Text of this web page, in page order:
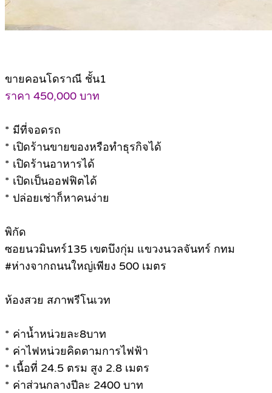
ขายคอนโดราณี ชั้น1
ราคา 450,000 บาท
* มีที่จอดรถ
* เปิดร้านขายของหรือทำธุรกิจได้
* เปิดร้านอาหารได้
* เปิดเป็นออฟฟิตได้
* ปล่อยเช่าก็หาคนง่าย
พิกัด
ซอยนวมินทร์135 เขตบึงกุ่ม แขวงนวลจันทร์ กทม
#ห่างจากถนนใหญ่เพียง 500 เมตร
ห้องสวย สภาพรีโนเวท
* ค่าน้ำหน่วยละ8บาท
* ค่าไฟหน่วยคิดตามการไฟฟ้า
* เนื้อที่ 24.5 ตรม สูง 2.8 เมตร
* ค่าส่วนกลางปีละ 2400 บาท